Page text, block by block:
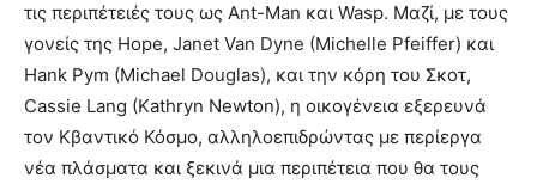
τις περιπέτειές τους ως Ant-Man και Wasp. Μαζί, με τους
γονείς της Hope, Janet Van Dyne (Michelle Pfeiffer) και
Hank Pym (Michael Douglas), και την κόρη του Σκοτ,
Cassie Lang (Kathryn Newton), η οικογένεια εξερευνά
τον Κβαντικό Κόσμο, αλληλοεπιδρώντας με περίεργα
νέα πλάσματα και ξεκινά μια περιπέτεια που θα τους